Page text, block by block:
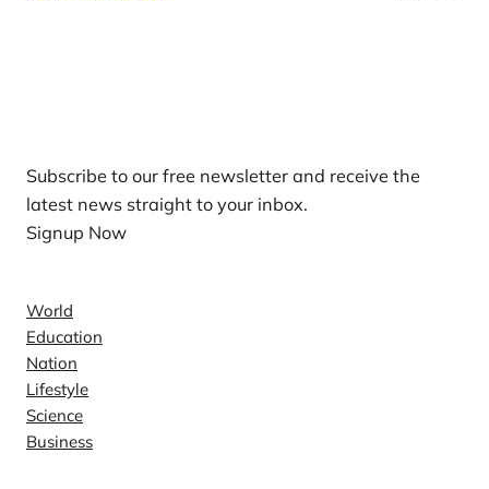
Subscribe to our free newsletter and receive the
latest news straight to your inbox.
Signup Now
World
Education
Nation
Lifestyle
Science
Business